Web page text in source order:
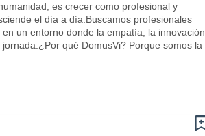
es crecer como profesional y
el día a día.Buscamos profesionales
un entorno donde la empatía, la innovación
qué DomusVi? Porque somos la